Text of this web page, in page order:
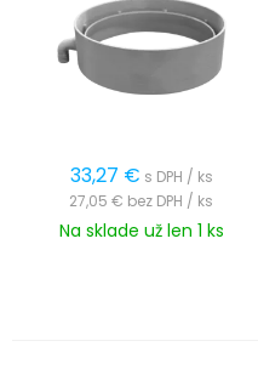
33,27 € s DPH / ks
27,05 € bez DPH / ks
Na sklade už len 1 ks